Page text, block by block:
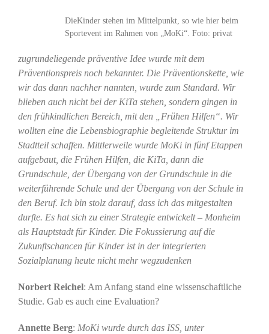
DieKinder stehen im Mittelpunkt, so wie hier beim
Sportevent im Rahmen von „MoKi“. Foto: privat
zugrundeliegende präventive Idee wurde mit dem
Präventionspreis noch bekannter. Die Präventionskette, wie
wir das dann nachher nannten, wurde zum Standard. Wir
blieben auch nicht bei der KiTa stehen, sondern gingen in
den frühkindlichen Bereich, mit den „Frühen Hilfen“. Wir
wollten eine die Lebensbiographie begleitende Struktur im
Stadtteil schaffen. Mittlerweile wurde MoKi in fünf Etappen
aufgebaut, die Frühen Hilfen, die KiTa, dann die
Grundschule, der Übergang von der Grundschule in die
weiterführende Schule und der Übergang von der Schule in
den Beruf. Ich bin stolz darauf, dass ich das mitgestalten
durfte. Es hat sich zu einer Strategie entwickelt – Monheim
als Hauptstadt für Kinder. Die Fokussierung auf die
Zukunftschancen für Kinder ist in der integrierten
Sozialplanung heute nicht mehr wegzudenken
Norbert Reichel: Am Anfang stand eine wissenschaftliche
Studie. Gab es auch eine Evaluation?
Annette Berg: MoKi wurde durch das ISS, unter